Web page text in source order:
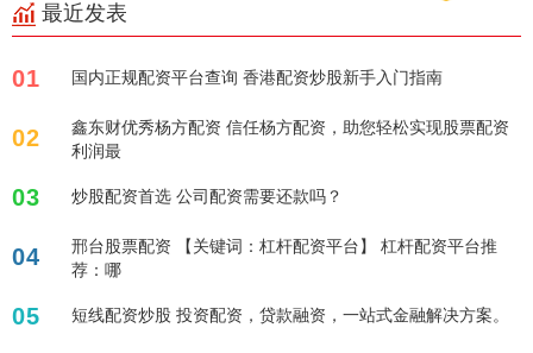
最近发表
01 国内正规配资平台查询 香港配资炒股新手入门指南
02
鑫东财优秀杨方配资 信任杨方配资，助您轻松实现股票配资
利润最
03 炒股配资首选 公司配资需要还款吗？
04
邢台股票配资 【关键词：杠杆配资平台】 杠杆配资平台推
荐：哪
05 短线配资炒股 投资配资，贷款融资，一站式金融解决方案。